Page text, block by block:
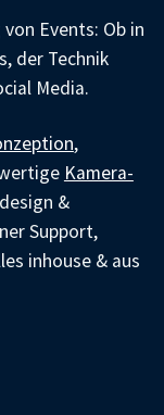
Events: Ob in
der Technik
Media.
,
Kamera-
&
Support,
inhouse & aus